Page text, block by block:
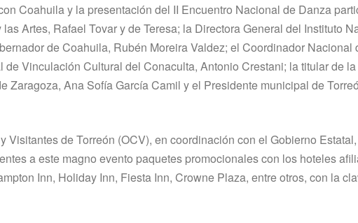
Coahuila y la presentación del II Encuentro Nacional de Danza
Artes, Rafael Tovar y de Teresa; la Directora General del Instituto
de Coahuila, Rubén Moreira Valdez; el Coordinador Nacional
Vinculación Cultural del Conaculta, Antonio Crestani; la titular de
Zaragoza, Ana Sofí­a Garcí­a Camil y el Presidente municipal de
de Torreón (OCV), en coordinación con el Gobierno
a este magno evento paquetes promocionales con los hoteles
Inn, Holiday Inn, Fiesta Inn, Crowne Plaza, entre otros, con la